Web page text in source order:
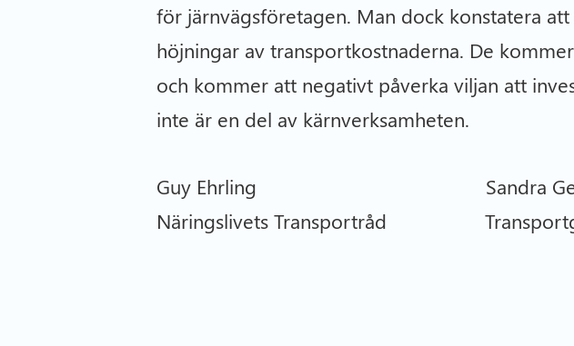
för järnvägsföretagen. Man dock konstatera
höjningar av transportkostnaderna. De
och kommer att negativt påverka viljan att
inte är en del av kärnverksamheten.
Guy Ehrling Sandra
Näringslivets Transportråd